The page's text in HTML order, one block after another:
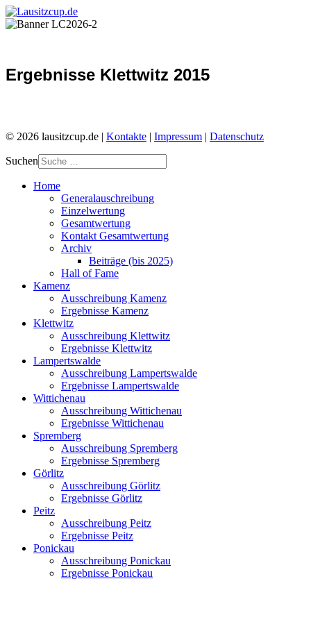
Ergebnisse Klettwitz 2015
© 2026 lausitzcup.de | Kontakte | Impressum | Datenschutz
Suchen
Home
Generalauschreibung
Einzelwertung
Gesamtwertung
Kontakt Gesamtwertung
Archiv
Beiträge (bis 2025)
Hall of Fame
Kamenz
Ausschreibung Kamenz
Ergebnisse Kamenz
Klettwitz
Ausschreibung Klettwitz
Ergebnisse Klettwitz
Lampertswalde
Ausschreibung Lampertswalde
Ergebnisse Lampertswalde
Wittichenau
Ausschreibung Wittichenau
Ergebnisse Wittichenau
Spremberg
Ausschreibung Spremberg
Ergebnisse Spremberg
Görlitz
Ausschreibung Görlitz
Ergebnisse Görlitz
Peitz
Ausschreibung Peitz
Ergebnisse Peitz
Ponickau
Ausschreibung Ponickau
Ergebnisse Ponickau